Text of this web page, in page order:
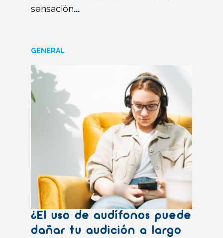
sensación...
GENERAL
¿El uso de audífonos puede
dañar tu audición a largo